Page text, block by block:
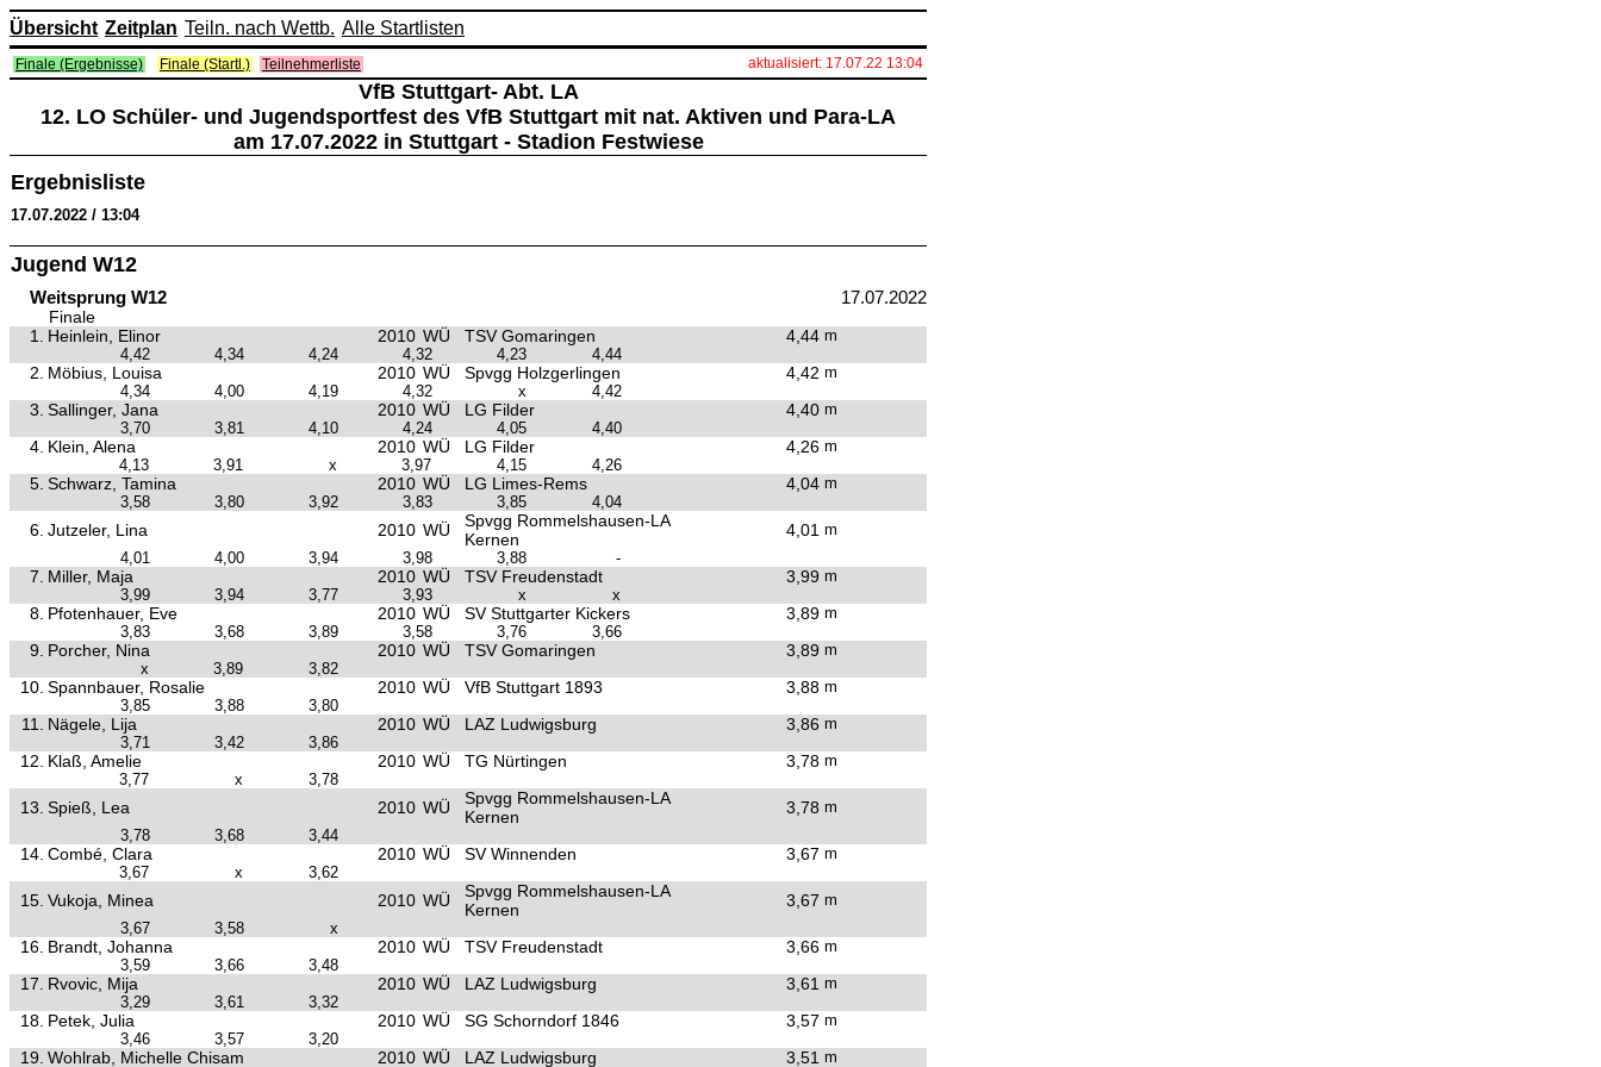
Übersicht Zeitplan Teiln. nach Wettb. Alle Startlisten
Finale (Ergebnisse) Finale (Startl.) Teilnehmerliste aktualisiert: 17.07.22 13:04
VfB Stuttgart- Abt. LA
12. LO Schüler- und Jugendsportfest des VfB Stuttgart mit nat. Aktiven und Para-LA
am 17.07.2022 in Stuttgart - Stadion Festwiese
Ergebnisliste
17.07.2022 / 13:04
Jugend W12
Weitsprung W12 17.07.2022
Finale
1.
Heinlein, Elinor 2010 WÜ TSV Gomaringen 4,44 m
4,42
4,34 4,24 4,32 4,23 4,44
2. Möbius, Louisa 2010 WÜ Spvgg Holzgerlingen 4,42 m
4,34
4,00 4,19 4,32 x 4,42
3. Sallinger, Jana 2010 WÜ LG Filder 4,40 m
3,70
3,81 4,10 4,24 4,05 4,40
4. Klein, Alena 2010 WÜ LG Filder 4,26 m
4,13
3,91 x 3,97 4,15 4,26
5. Schwarz, Tamina 2010 WÜ LG Limes-Rems 4,04 m
3,58
3,80 3,92 3,83 3,85 4,04
6. Jutzeler, Lina 2010 WÜ
Spvgg Rommelshausen-LA
Kernen
4,01 m
4,01
4,00 3,94 3,98 3,88 -
7. Miller, Maja 2010 WÜ TSV Freudenstadt 3,99 m
3,99
3,94 3,77 3,93 x x
8. Pfotenhauer, Eve 2010 WÜ SV Stuttgarter Kickers 3,89 m
3,83
3,68 3,89 3,58 3,76 3,66
9. Porcher, Nina 2010 WÜ TSV Gomaringen 3,89 m
x
3,89 3,82
10. Spannbauer, Rosalie 2010 WÜ VfB Stuttgart 1893 3,88 m
3,85
3,88 3,80
11. Nägele, Lija 2010 WÜ LAZ Ludwigsburg 3,86 m
3,71
3,42 3,86
12. Klaß, Amelie 2010 WÜ TG Nürtingen 3,78 m
3,77
x 3,78
13. Spieß, Lea 2010 WÜ
Spvgg Rommelshausen-LA
Kernen
3,78 m
3,78
3,68 3,44
14. Combé, Clara 2010 WÜ SV Winnenden 3,67 m
3,67
x 3,62
15. Vukoja, Minea 2010 WÜ
Spvgg Rommelshausen-LA
Kernen
3,67 m
3,67
3,58 x
16. Brandt, Johanna 2010 WÜ TSV Freudenstadt 3,66 m
3,59
3,66 3,48
17. Rvovic, Mija 2010 WÜ LAZ Ludwigsburg 3,61 m
3,29
3,61 3,32
18. Petek, Julia 2010 WÜ SG Schorndorf 1846 3,57 m
3,46
3,57 3,20
19. Wohlrab, Michelle Chisam 2010 WÜ LAZ Ludwigsburg 3,51 m